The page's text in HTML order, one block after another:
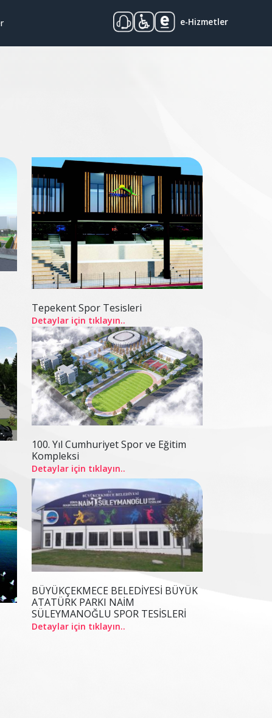
e-Hizmetler
Tepekent Spor Tesisleri
Detaylar için tıklayın..
100. Yıl Cumhuriyet Spor ve Eğitim
Kompleksi
Detaylar için tıklayın..
BÜYÜKÇEKMECE BELEDİYESİ BÜYÜK
ATATÜRK PARKI NAİM
SÜLEYMANOĞLU SPOR TESİSLERİ
Detaylar için tıklayın..